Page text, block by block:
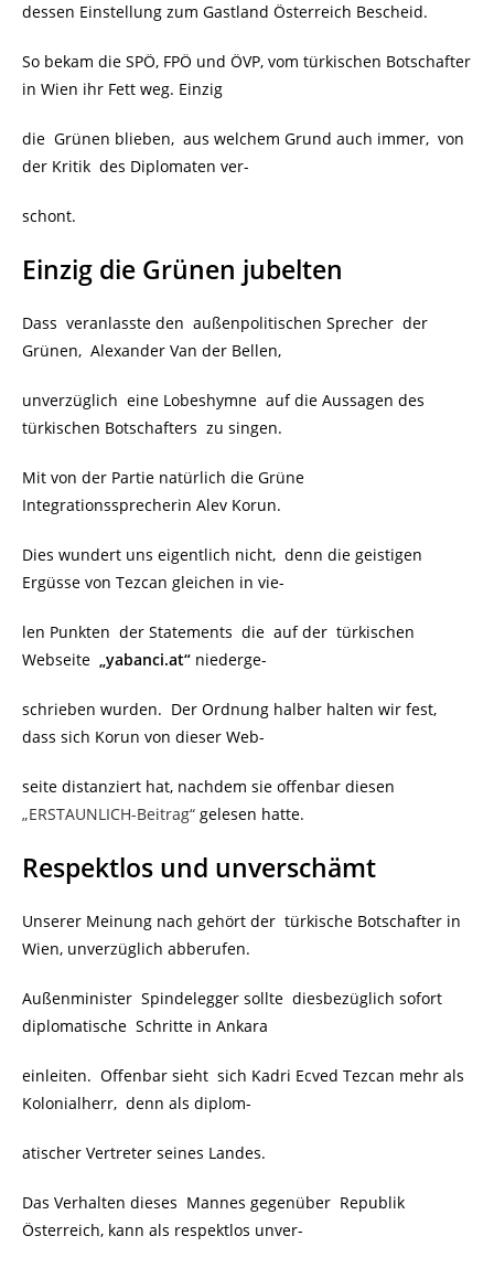
dessen Einstellung zum Gastland Österreich Bescheid.
So bekam die SPÖ, FPÖ und ÖVP, vom türkischen Botschafter
in Wien ihr Fett weg. Einzig
die Grünen blieben, aus welchem Grund auch immer, von
der Kritik des Diplomaten ver-
schont.
Einzig die Grünen jubelten
Dass veranlasste den außenpolitischen Sprecher der
Grünen, Alexander Van der Bellen,
unverzüglich eine Lobeshymne auf die Aussagen des
türkischen Botschafters zu singen.
Mit von der Partie natürlich die Grüne
Integrationssprecherin Alev Korun.
Dies wundert uns eigentlich nicht, denn die geistigen
Ergüsse von Tezcan gleichen in vie-
len Punkten der Statements die auf der türkischen
Webseite „yabanci.at“ niederge-
schrieben wurden. Der Ordnung halber halten wir fest,
dass sich Korun von dieser Web-
seite distanziert hat, nachdem sie offenbar diesen
„ERSTAUNLICH-Beitrag“ gelesen hatte.
Respektlos und unverschämt
Unserer Meinung nach gehört der türkische Botschafter in
Wien, unverzüglich abberufen.
Außenminister Spindelegger sollte diesbezüglich sofort
diplomatische Schritte in Ankara
einleiten. Offenbar sieht sich Kadri Ecved Tezcan mehr als
Kolonialherr, denn als diplom-
atischer Vertreter seines Landes.
Das Verhalten dieses Mannes gegenüber Republik
Österreich, kann als respektlos unver-